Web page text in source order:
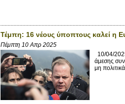
Τέμπη: 16 νέους ύποπτους καλεί η
Πέμπτη 10 Απρ 2025
10/04/
άμεσης
μη